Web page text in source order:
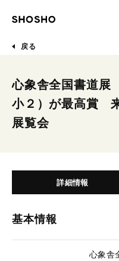
戻る
心象舎全国書道展
小２）が最高賞
展覧会
詳細情報
基本情報
心象舎